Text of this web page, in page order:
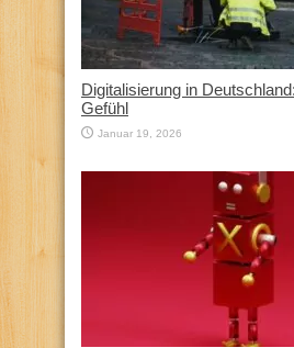
Digitalisierung in
Gefühl
Januar 19, 2026